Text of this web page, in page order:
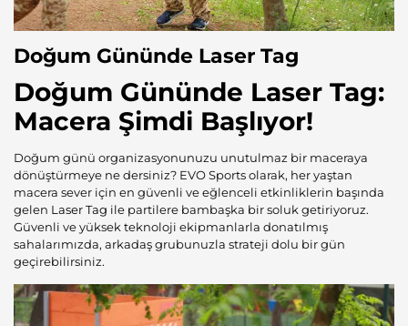
Doğum Gününde Laser Tag
Doğum Gününde Laser Tag:
Macera Şimdi Başlıyor!
Doğum günü organizasyonunuzu unutulmaz bir maceraya
dönüştürmeye ne dersiniz? EVO Sports olarak, her yaştan
macera sever için en güvenli ve eğlenceli etkinliklerin başında
gelen Laser Tag ile partilere bambaşka bir soluk getiriyoruz.
Güvenli ve yüksek teknoloji ekipmanlarla donatılmış
sahalarımızda, arkadaş grubunuzla strateji dolu bir gün
geçirebilirsiniz.